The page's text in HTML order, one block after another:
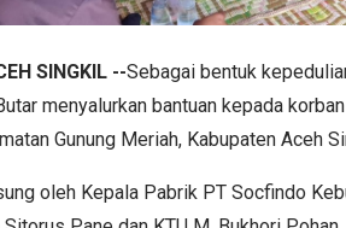
SINGKIL --Sebagai bentuk
menyalurkan bantuan kepada
Gunung Meriah, Kabupaten Aceh
oleh Kepala Pabrik PT Socfindo